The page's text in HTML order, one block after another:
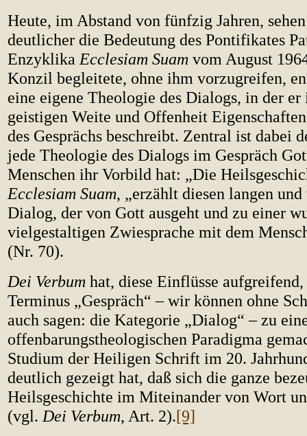
Heute, im Abstand von fünfzig Jahren,
deutlicher die Bedeutung des Pontifikates
Enzyklika Ecclesiam Suam vom August
Konzil begleitete, ohne ihm vorzugreifen,
eine eigene Theologie des Dialogs, in der
geistigen Weite und Offenheit
des Gesprächs beschreibt. Zentral ist dabei
jede Theologie des Dialogs im Gespräch
Menschen ihr Vorbild hat: „Die
Ecclesiam Suam, „erzählt diesen langen
Dialog, der von Gott ausgeht und zu einer
vielgestaltigen Zwiesprache mit dem
(Nr. 70).
Dei Verbum hat, diese Einflüsse
Terminus „Gespräch“ – wir können ohne
auch sagen: die Kategorie „Dialog“ – zu
offenbarungstheologischen Paradigma
Studium der Heiligen Schrift im 20.
deutlich gezeigt hat, daß sich die ganze
Heilsgeschichte im Miteinander von Wort
(vgl. Dei Verbum, Art. 2).[9]